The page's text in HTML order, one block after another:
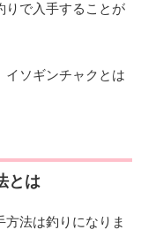
りで入手することが
イソギンチャクとは
とは
法は釣りになりま